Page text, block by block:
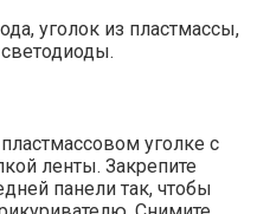
уголок из пластмассы,
уголке с
ленты. Закрепите
панели так, чтобы